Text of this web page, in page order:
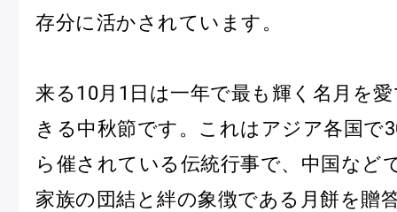
フルーツとヨーグルトのマカ
ロン
＜麻布台ヒ
催事出店の
存分に活かされています。
来る10月1日は一年で最も輝く名月を
きる中秋節です。これはアジア各国で
ら催されている伝統行事で、中国など
家族の団結と絆の象徴である月餅を贈